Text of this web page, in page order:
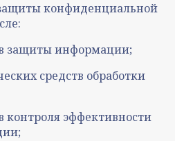
защиты конфиденциальной
защиты информации;
средств обработки
контроля эффективности